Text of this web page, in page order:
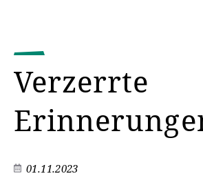
Verzerrte
01.11.2023